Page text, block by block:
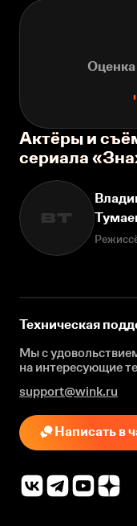
Актёры и
сериала
ВТ
Техническая
Мы с
на интересующие
support@wink.ru
Написать в